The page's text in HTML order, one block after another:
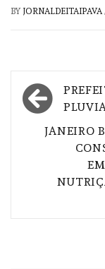
BY JORNALDEITAIPAVA
de
PostJANEIRO